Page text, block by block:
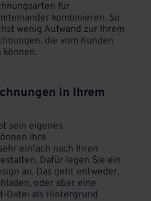
für
kombinieren. So
wenig Aufwand zur Ihrem
die vom Kunden
können.
in Ihrem
sein eigenes
Ihre
einfach nach Ihren
Dafür legen Sie ein
an. Das geht entweder,
oder aber eine
Datei als Hintergrund